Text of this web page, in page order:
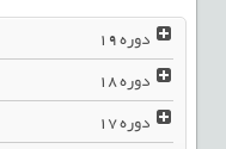
دوره19
دوره18
دوره17